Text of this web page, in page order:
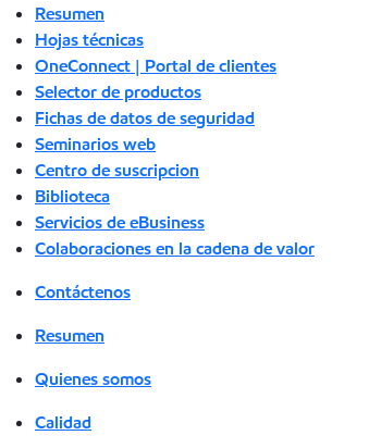
Resumen
Hojas técnicas
OneConnect | Portal de clientes
Selector de productos
Fichas de datos de seguridad
Seminarios web
Centro de suscripcion
Biblioteca
Servicios de eBusiness
Colaboraciones en la cadena de valor
Contáctenos
Resumen
Quienes somos
Calidad